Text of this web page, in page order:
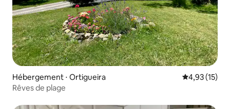
Hébergement ⋅ Ortigueira Évaluation
4,93 (15)
Rêves de plage